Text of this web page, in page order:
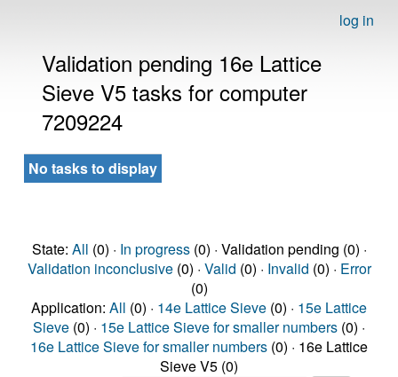
log in
Validation pending 16e Lattice
Sieve V5 tasks for computer
7209224
No tasks to display
State: All (0) · In progress(0) · Validation pending (0) ·
Validation inconclusive(0) · Valid (0) · Invalid (0) · Error
(0)
Application: All (0) · 14e Lattice Sieve (0) · 15e Lattice
Sieve (0) · 15e Lattice Sieve for smaller numbers (0) ·
16e Lattice Sieve for smaller numbers (0) · 16e Lattice
Sieve V5 (0)